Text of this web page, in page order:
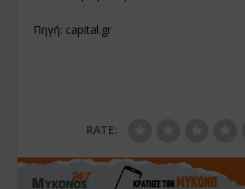
Πηγή: capital.gr
RATE: